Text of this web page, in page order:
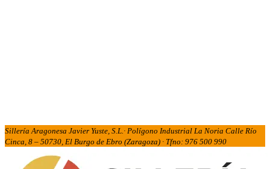
Sillería Aragonesa Javier Yuste, S.L.· Polígono Industrial La Noria Calle Río
Cinca, 8 – 50730, El Burgo de Ebro (Zaragoza) · Tfno: 976 500 990